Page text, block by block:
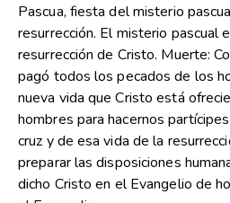
Pascua, fiesta del misterio
resurrección. El misterio pascual
resurrección de Cristo. Muerte:
pagó todos los pecados de los
nueva vida que Cristo está
hombres para hacernos
cruz y de esa vida de la
preparar las disposiciones
dicho Cristo en el Evangelio de